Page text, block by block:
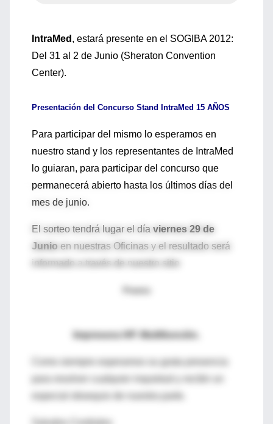
IntraMed , estará presente en el SOGIBA 2012:
Del 31 al 2 de Junio (Sheraton Convention
Center).
Presentación del Concurso Stand IntraMed 15 AÑOS
Para participar del mismo lo esperamos en
nuestro stand y los representantes de IntraMed
lo guiaran, para participar del concurso que
permanecerá abierto hasta los últimos días del
mes de junio.
El sorteo tendrá lugar el día viernes 29 de
Junio en nuestras Oficinas y el resultado será
informado a través de nuestro sitio
Impresora HP. Multifunción.
para resolver cualquier inquietud y recibir un
especial obsequio de nuestra parte.